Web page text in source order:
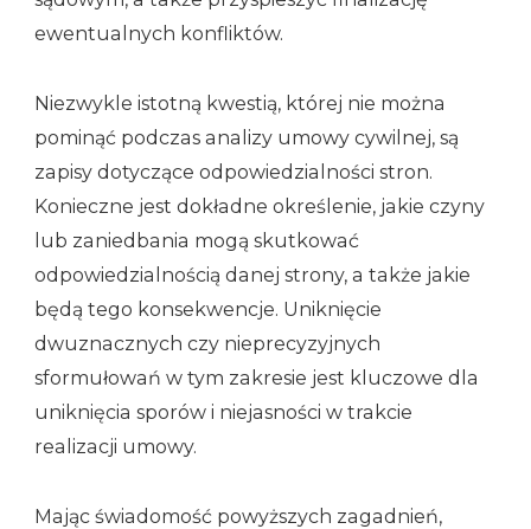
ewentualnych konfliktów.
Niezwykle istotną kwestią, której nie można
pominąć podczas analizy umowy cywilnej, są
zapisy dotyczące odpowiedzialności stron.
Konieczne jest dokładne określenie, jakie czyny
lub zaniedbania mogą skutkować
odpowiedzialnością danej strony, a także jakie
będą tego konsekwencje. Uniknięcie
dwuznacznych czy nieprecyzyjnych
sformułowań w tym zakresie jest kluczowe dla
uniknięcia sporów i niejasności w trakcie
realizacji umowy.
Mając świadomość powyższych zagadnień,